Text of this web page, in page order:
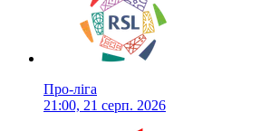
Про-ліга
21:00, 21 серп. 2026